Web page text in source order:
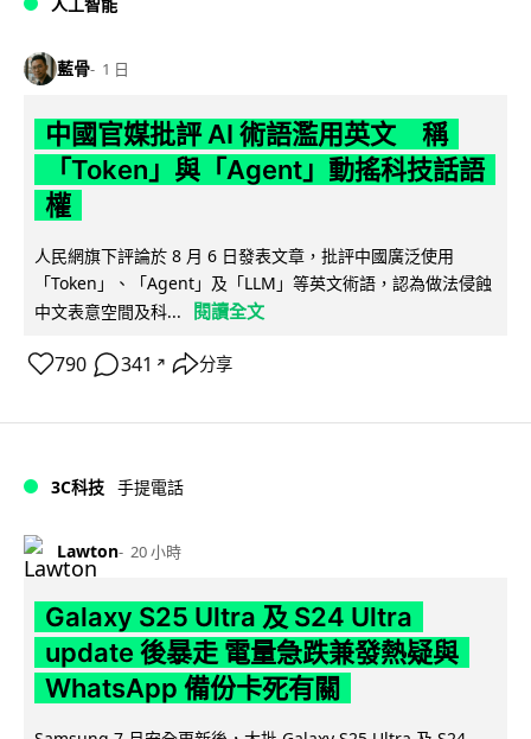
藍骨 1 日
中國官媒批評 AI 術語濫用英文 稱
「Token」與「Agent」動搖科技話語
權
人民網旗下評論於 8 月 6 日發表文章，批評中國廣泛使用
「Token」、「Agent」及「LLM」等英文術語，認為做法侵蝕
中文表意空間及科...
閱讀全文
790 341 ↗ 分享
3C科技 手提電話
Lawton 20 小時
Galaxy S25 Ultra 及 S24 Ultra
update 後暴走 電量急跌兼發熱疑與
WhatsApp 備份卡死有關